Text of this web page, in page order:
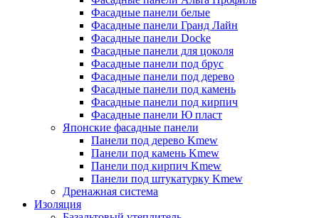
Фасадные панели белые
Фасадные панели Гранд Лайн
Фасадные панели Docke
Фасадные панели для цоколя
Фасадные панели под брус
Фасадные панели под дерево
Фасадные панели под камень
Фасадные панели под кирпич
Фасадные панели Ю пласт
Японские фасадные панели
Панели под дерево Kmew
Панели под камень Kmew
Панели под кирпич Kmew
Панели под штукатурку Kmew
Дренажная система
Изоляция